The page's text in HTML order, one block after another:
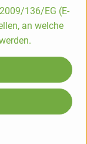
ist ein feuchter
besonderen
Kresse ist milder
136/EG (E-
an welche